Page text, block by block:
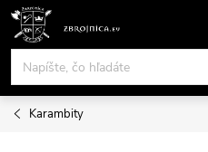
Prejsť
obsah
Karambity